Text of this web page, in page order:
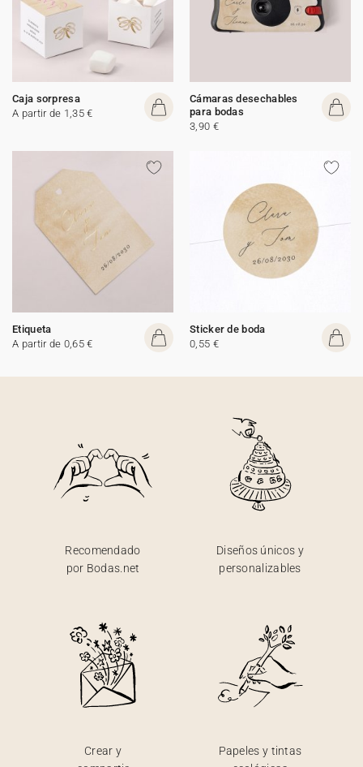
Caja sorpresa
A partir de 1,35 €
Cámaras desechables
para bodas
3,90 €
Etiqueta
A partir de 0,65 €
Sticker de boda
0,55 €
Recomendado
por Bodas.net
Diseños únicos y
personalizables
Crear y
Papeles y tintas